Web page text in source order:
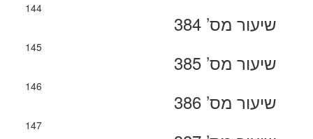
144
שיעור מס’ 384
145
שיעור מס’ 385
146
שיעור מס’ 386
147